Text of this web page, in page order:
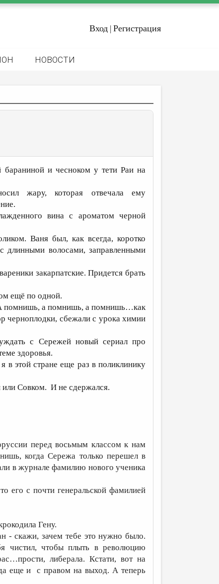
Вход | Регистрация
НОВОСТИ
бараниной и чесноком у тети Раи на
жару, которая отвечала ему
вина с ароматом черной
Ваня был, как всегда, коротко
волосами, заправленными
закарпатские. Придется брать
ещё по одной.
А помнишь, а помнишь, а помнишь…как
черноплодки, сбежали с урока химии
с Сережей новый сериал про
здоровья.
этой стране еще раз в поликлинику
или Совком. И не сдержался.
перед восьмым классом к нам
когда Сережа только перешел в
в журнале фамилию нового ученика
с почти генеральской фамилией
Гену.
- скажи, зачем тебе это нужно было.
чистил, чтобы плыть в революцию
либерала. Кстати, вот на
еще и с правом на выход. А теперь